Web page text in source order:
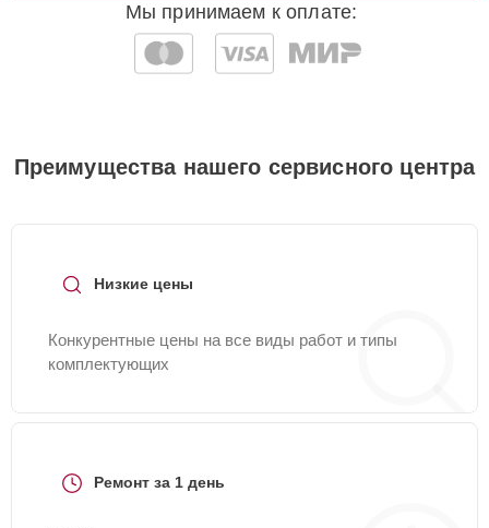
Мы принимаем к оплате:
Преимущества нашего сервисного центра
Низкие цены
Конкурентные цены на все виды работ и типы
комплектующих
Ремонт за 1 день